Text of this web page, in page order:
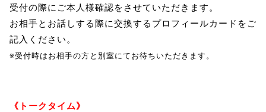
受付の際にご本人様確認をさせていただきます。
お相手とお話しする際に交換するプロフィールカードをご
記入ください。
※受付時はお相手の方と別室にてお待ちいただきます。
《トークタイム》